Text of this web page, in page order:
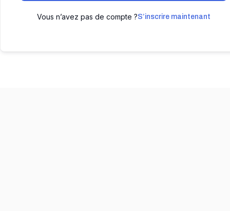
Vous n’avez pas de compte ?S’inscrire maintenant